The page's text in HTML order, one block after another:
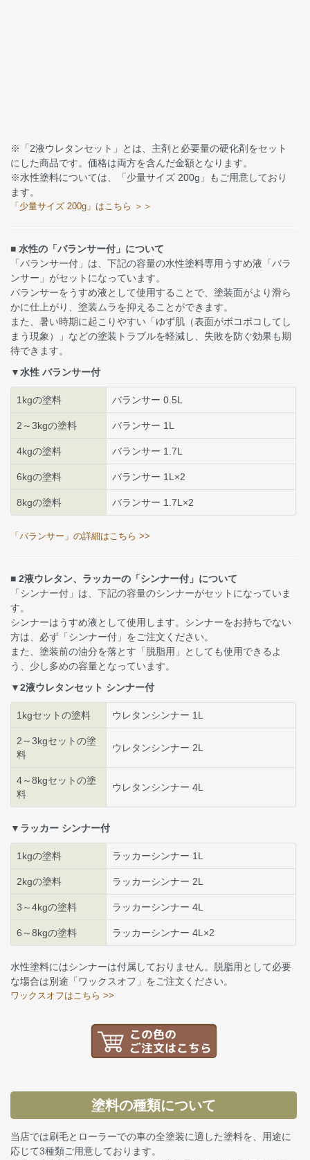
※「2液ウレタンセット」とは、主剤と必要量の硬化剤をセット
にした商品です。価格は両方を含んだ金額となります。
※水性塗料については、「少量サイズ 200g」もご用意しており
ます。
「少量サイズ 200g」はこちら ＞＞
■ 水性の「バランサー付」について
「バランサー付」は、下記の容量の水性塗料専用うすめ液「バラ
ンサー」がセットになっています。
バランサーをうすめ液として使用することで、塗装面がより滑ら
かに仕上がり、塗装ムラを抑えることができます。
また、暑い時期に起こりやすい「ゆず肌（表面がボコボコしてし
まう現象）」などの塗装トラブルを軽減し、失敗を防ぐ効果も期
待できます。
▼水性 バランサー付
1kgの塗料 バランサー 0.5L
2～3kgの塗料 バランサー 1L
4kgの塗料 バランサー 1.7L
6kgの塗料 バランサー 1L×2
8kgの塗料 バランサー 1.7L×2
「バランサー」の詳細はこちら >>
■ 2液ウレタン、ラッカーの「シンナー付」について
「シンナー付」は、下記の容量のシンナーがセットになっていま
す。
シンナーはうすめ液として使用します。シンナーをお持ちでない
方は、必ず「シンナー付」をご注文ください。
また、塗装前の油分を落とす「脱脂用」としても使用できるよ
う、少し多めの容量となっています。
▼2液ウレタンセット シンナー付
1kgセットの塗料 ウレタンシンナー 1L
2～3kgセットの塗
料
ウレタンシンナー 2L
4～8kgセットの塗
料
ウレタンシンナー 4L
▼ラッカー シンナー付
1kgの塗料 ラッカーシンナー 1L
2kgの塗料 ラッカーシンナー 2L
3～4kgの塗料 ラッカーシンナー 4L
6～8kgの塗料 ラッカーシンナー 4L×2
水性塗料にはシンナーは付属しておりません。脱脂用として必要
な場合は別途「ワックスオフ」をご注文ください。
ワックスオフはこちら >>
塗料の種類について
当店では刷毛とローラーでの車の全塗装に適した塗料を、用途に
応じて3種類ご用意しております。